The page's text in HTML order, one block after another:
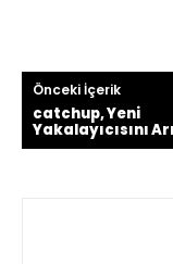
Önceki İçerik
catchup, Yeni
Yakalayıcısını